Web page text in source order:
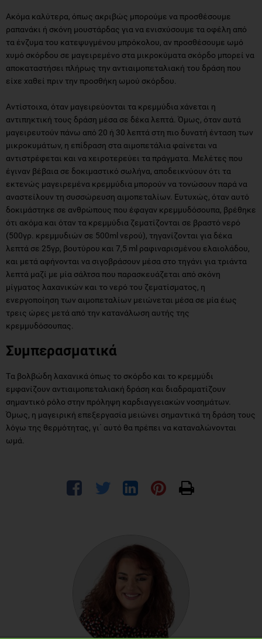
Ακόμα καλύτερα, όπως ακριβώς μπορούμε να προσθέσουμε
ραπανάκι ή σκόνη μουστάρδας για να ενισχύσουμε τα οφέλη από
τα ένζυμα του κατεψυγμένου μπρόκολου, αν προσθέσουμε ωμό
χυμό σκόρδου σε μαγειρεμένο στα μικροκύματα σκόρδο μπορεί να
αποκαταστήσει πλήρως την αντιαιμοπεταλιακή του δράση που
είχε χαθεί πριν την προσθήκη ωμού σκόρδου.
Αντίστοιχα, όταν μαγειρεύονται τα κρεμμύδια χάνεται η
αντιπηκτική τους δράση μέσα σε δέκα λεπτά. Όμως, όταν αυτά
μαγειρευτούν πάνω από 20 ή 30 λεπτά στη πιο δυνατή ένταση των
μικροκυμάτων, η επίδραση στα αιμοπετάλια φαίνεται να
αντιστρέφεται και να χειροτερεύει τα πράγματα. Μελέτες που
έγιναν βέβαια σε δοκιμαστικό σωλήνα, αποδεικνύουν ότι τα
εκτενώς μαγειρεμένα κρεμμύδια μπορούν να τονώσουν παρά να
αναστείλουν τη συσσώρευση αιμοπεταλίων. Ευτυχώς, όταν αυτό
δοκιμάστηκε σε ανθρώπους που έφαγαν κρεμμυδόσουπα, βρέθηκε
ότι ακόμα και όταν τα κρεμμύδια ζεματίζονται σε βραστό νερό
(500γρ. κρεμμυδιών σε 500ml νερού), τηγανίζονται για δέκα
λεπτά σε 25γρ, βουτύρου και 7,5 ml ραφιναρισμένου ελαιολάδου,
και μετά αφήνονται να σιγοβράσουν μέσα στο τηγάνι για τριάντα
λεπτά μαζί με μία σάλτσα που παρασκευάζεται από σκόνη
μίγματος λαχανικών και το νερό του ζεματίσματος, η
ενεργοποίηση των αιμοπεταλίων μειώνεται μέσα σε μία έως
τρεις ώρες μετά από την κατανάλωση αυτής της
κρεμμυδόσουπας.
Συμπερασματικά
Tα βολβώδη λαχανικά όπως το σκόρδο και το κρεμμύδι
εμφανίζουν αντιαιμοπεταλιακή δράση και διαδραματίζουν
σημαντικό ρόλο στην πρόληψη καρδιαγγειακών νοσημάτων.
Όμως, η μαγειρική επεξεργασία μειώνει σημαντικά τη δράση τους
λόγω της θερμότητας, γι΄ αυτό θα πρέπει να καταναλώνονται
ωμά.